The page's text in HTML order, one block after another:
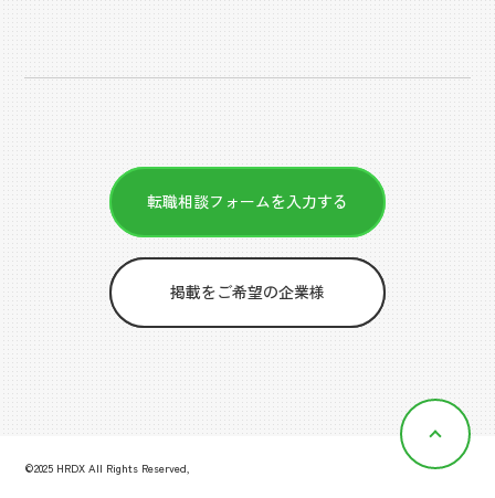
転職相談フォームを入力する
掲載をご希望の企業様
©2025 HRDX All Rights Reserved,